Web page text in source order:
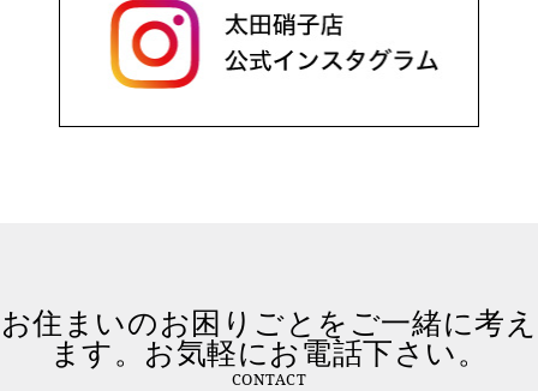
お住まいのお困りごとをご一緒に考え
ます。お気軽にお電話下さい。
CONTACT